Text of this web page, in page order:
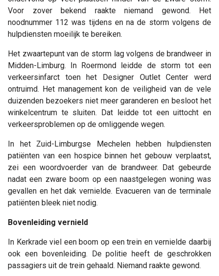
Voor zover bekend raakte niemand gewond. Het
noodnummer 112 was tijdens en na de storm volgens de
hulpdiensten moeilijk te bereiken.
Het zwaartepunt van de storm lag volgens de brandweer in
Midden-Limburg. In Roermond leidde de storm tot een
verkeersinfarct toen het Designer Outlet Center werd
ontruimd. Het management kon de veiligheid van de vele
duizenden bezoekers niet meer garanderen en besloot het
winkelcentrum te sluiten. Dat leidde tot een uittocht en
verkeersproblemen op de omliggende wegen.
In het Zuid-Limburgse Mechelen hebben hulpdiensten
patiënten van een hospice binnen het gebouw verplaatst,
zei een woordvoerder van de brandweer. Dat gebeurde
nadat een zware boom op een naastgelegen woning was
gevallen en het dak vernielde. Evacueren van de terminale
patiënten bleek niet nodig.
Bovenleiding vernield
In Kerkrade viel een boom op een trein en vernielde daarbij
ook een bovenleiding. De politie heeft de geschrokken
passagiers uit de trein gehaald. Niemand raakte gewond.